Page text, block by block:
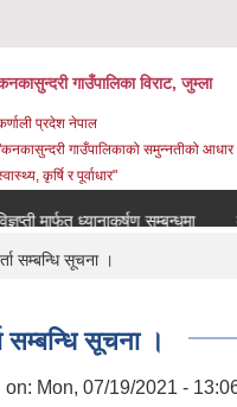
गाउँपालिका विराट, जुम्ला
प्रदेश नेपाल
गाउँपालिकाको समुन्नतीको आधार
कृर्षि र पूर्वाधार"
मार्फत ध्यानाकर्षण सम्बन्धमा
here
सम्बन्धि सूचना ।
सम्बन्धि सूचना ।
on: Mon, 07/19/2021 -